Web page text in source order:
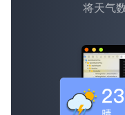
将天气